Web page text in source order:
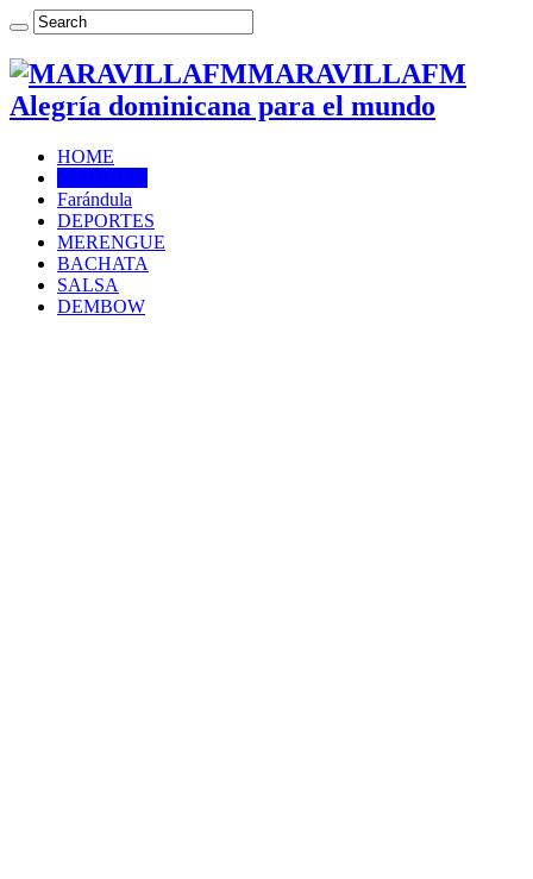
MARAVILLAFM
Alegría dominicana para el mundo
HOME
Farándula
DEPORTES
MERENGUE
BACHATA
SALSA
DEMBOW